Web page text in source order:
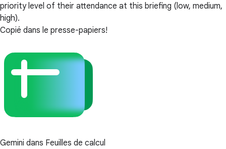
priority level of their attendance at this briefing (low, medium,
high).
Copié dans le presse-papiers!
Gemini dans Feuilles de calcul